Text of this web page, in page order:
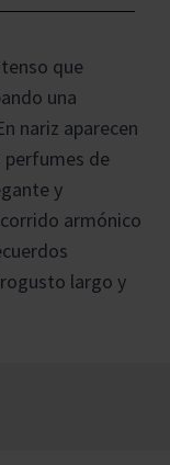
que
una
nariz aparecen
de
y
armónico
largo y